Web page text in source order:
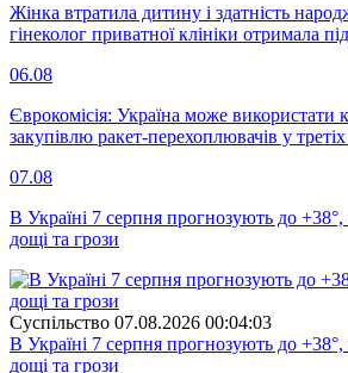
Жінка втратила дитину і здатність
гінеколог приватної клініки отримала
06.08
Єврокомісія: Україна може
закупівлю ракет-перехоплювачів у
07.08
В Україні 7 серпня прогнозують до +38°,
дощі та грози
Суспiльство 07.08.2026 00:04:03
В Україні 7 серпня прогнозують до +38°,
дощі та грози